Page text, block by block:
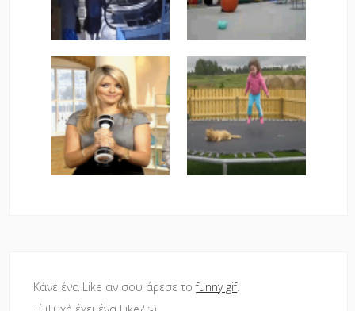
Κάνε ένα Like αν σου άρεσε τοfunny gif.